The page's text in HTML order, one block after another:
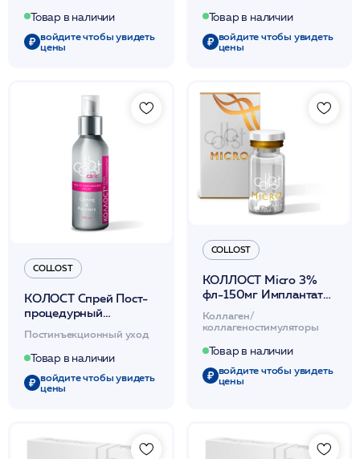
Товар в наличии
войдите чтобы увидеть
цены
Товар в наличии
войдите чтобы увидеть
цены
COLLOST
КОЛОСТ Спрей Пост-
процедурный
коллагеновый 100 мл
Постинъекционный уход
Товар в наличии
войдите чтобы увидеть
цены
COLLOST
КОЛЛОСТ Micro 3%
фл-150мг Имплантат
внутридермальный на
основе коллагена
Коллаген/
коллагеностимуляторы
Товар в наличии
войдите чтобы увидеть
цены